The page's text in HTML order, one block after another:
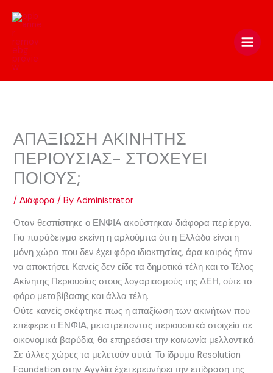
content
ΑΠΑΞΙΩΣΗ ΑΚΙΝΗΤΗΣ
ΠΕΡΙΟΥΣΙΑΣ- ΣΤΟΧΕΥΕΙ
ΠΟΙΟΥΣ;
/Διάφορα / ByAdministrator
Οταν θεσπίστηκε ο ΕΝΦΙΑ ακούστηκαν διάφορα περίεργα.
Για παράδειγμα εκείνη η αρλούμπα ότι η Ελλάδα είναι η
μόνη χώρα που δεν έχει φόρο ιδιοκτησίας, άρα καιρός ήταν
να αποκτήσει. Κανείς δεν είδε τα δημοτικά τέλη και το Τέλος
Ακίνητης Περιουσίας στους λογαριασμούς της ΔΕΗ, ούτε το
φόρο μεταβίβασης και άλλα τέλη.
Ούτε κανείς σκέφτηκε πως η απαξίωση των ακινήτων που
επέφερε ο ΕΝΦΙΑ, μετατρέποντας περιουσιακά στοιχεία σε
οικονομικά βαρύδια, θα επηρεάσει την κοινωνία μελλοντικά.
Σε άλλες χώρες τα μελετούν αυτά. Το ίδρυμα Resolution
Foundation στην Αγγλία έχει ερευνήσει την επίδραση της